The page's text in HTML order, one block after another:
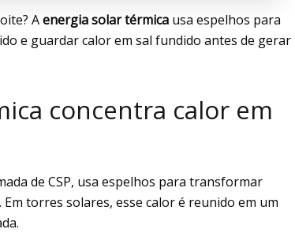
Aenergia solar térmica usa espelhos para
e guardar calor em sal fundido antes de gerar
concentra calor em
de CSP, usa espelhos para transformar
torres solares, esse calor é reunido em um